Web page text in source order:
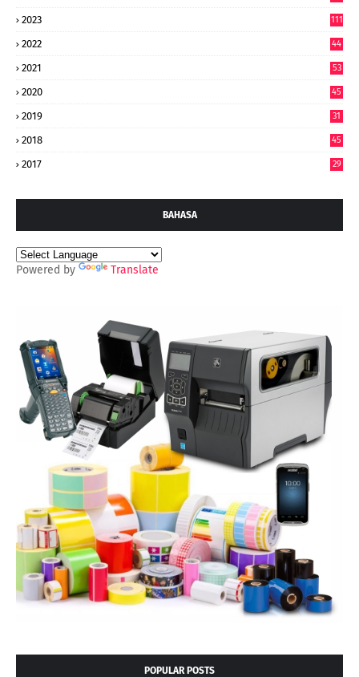
2023 111
2022
44
2021 53
2020 45
2019 31
2018 45
2017 29
BAHASA
Powered by Translate
POPULAR POSTS